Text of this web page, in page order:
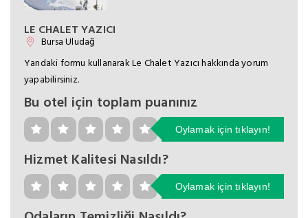
LE CHALET YAZICI
Bursa Uludağ
Yandaki formu kullanarak Le Chalet Yazıcı hakkında yorum
yapabilirsiniz.
Bu otel için toplam puanınız
Oylamak için tıklayın!
Hizmet Kalitesi Nasıldı?
Oylamak için tıklayın!